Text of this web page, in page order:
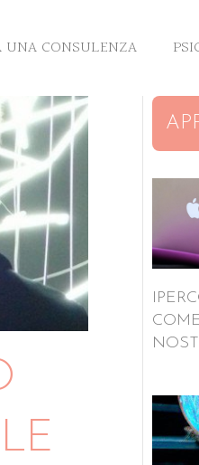
UNA CONSULENZA